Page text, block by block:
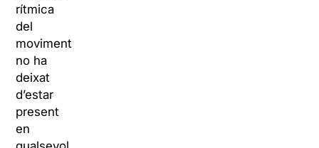
rítmica
del
moviment
no ha
deixat
d’estar
present
en